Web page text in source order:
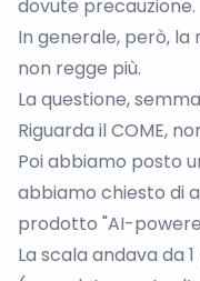
dovute precauzione.
In generale, però,
non regge più.
La questione,
Riguarda il COME,
Poi abbiamo posto
abbiamo chiesto di
prodotto "AI-
La scala andava da